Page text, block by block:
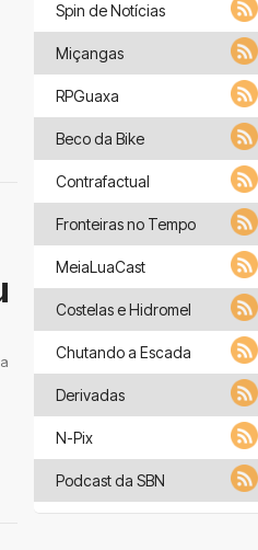
Spin de Notícias
Miçangas
RPGuaxa
Beco da Bike
Contrafactual
Fronteiras no Tempo
MeiaLuaCast
Costelas e Hidromel
Chutando a Escada
Derivadas
N-Pix
Podcast da SBN